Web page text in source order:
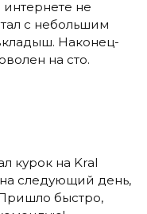
не
с небольшим
Наконец-
на сто.
курок на Kral
на следующий день,
быстро,